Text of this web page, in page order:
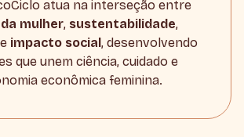
atua na interseção entre
mulher, sustentabilidade,
impacto social, desenvolvendo
que unem ciência, cuidado e
econômica feminina.